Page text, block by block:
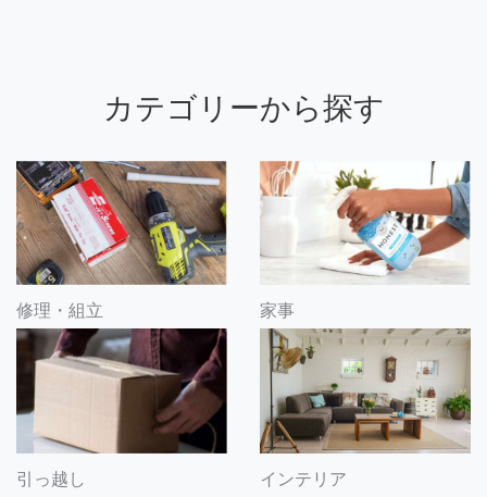
カテゴリーから探す
修理・組立 家事
引っ越し インテリア